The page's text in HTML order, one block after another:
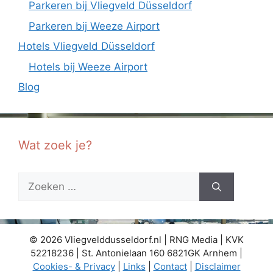
Parkeren bij Vliegveld Düsseldorf
Parkeren bij Weeze Airport
Hotels Vliegveld Düsseldorf
Hotels bij Weeze Airport
Blog
Wat zoek je?
Zoek
© 2026 Vliegvelddusseldorf.nl | RNG Media | KVK
52218236 | St. Antonielaan 160 6821GK Arnhem |
Cookies- & Privacy| Links Contact| Disclaimer